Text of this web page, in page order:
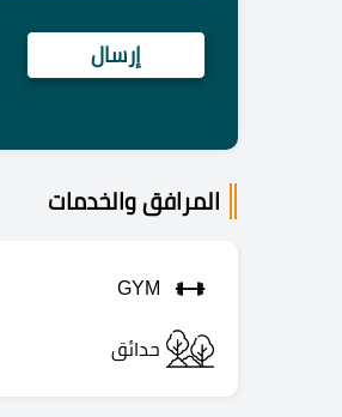
المرافق والخدمات
GYM
حدائق